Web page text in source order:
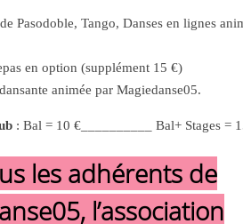
Pasodoble, Tango, Danses en lignes
en option (supplément 15 €)
animée par Magiedanse05.
: Bal = 10 €__________ Bal+ Stages =
les adhérents de
l’association